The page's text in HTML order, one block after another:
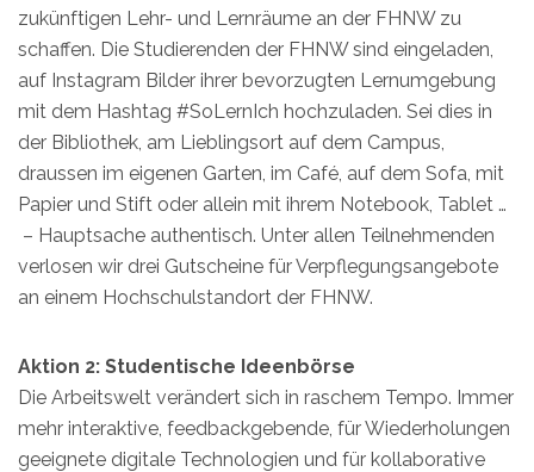
zukünftigen Lehr- und Lernräume an der FHNW zu
schaffen. Die Studierenden der FHNW sind eingeladen,
auf Instagram Bilder ihrer bevorzugten Lernumgebung
mit dem Hashtag #SoLernIch hochzuladen. Sei dies in
der Bibliothek, am Lieblingsort auf dem Campus,
draussen im eigenen Garten, im Café, auf dem Sofa, mit
Papier und Stift oder allein mit ihrem Notebook, Tablet …
– Hauptsache authentisch. Unter allen Teilnehmenden
verlosen wir drei Gutscheine für Verpflegungsangebote
an einem Hochschulstandort der FHNW.
Aktion 2: Studentische Ideenbörse
Die Arbeitswelt verändert sich in raschem Tempo. Immer
mehr interaktive, feedbackgebende, für Wiederholungen
geeignete digitale Technologien und für kollaborative